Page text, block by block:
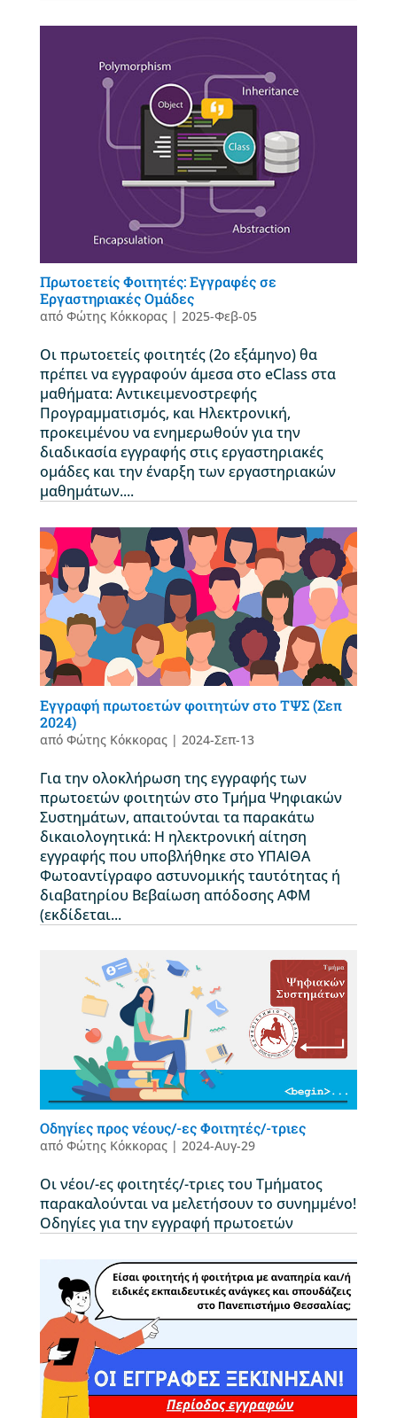
Πρωτοετείς Φοιτητές: Εγγραφές σε
Εργαστηριακές Ομάδες
από Φώτης Κόκκορας| 2025-Φεβ-05
Οι πρωτοετείς φοιτητές (2ο εξάμηνο) θα
πρέπει να εγγραφούν άμεσα στο eClass στα
μαθήματα: Αντικειμενοστρεφής
Προγραμματισμός, και Ηλεκτρονική,
προκειμένου να ενημερωθούν για την
διαδικασία εγγραφής στις εργαστηριακές
ομάδες και την έναρξη των εργαστηριακών
μαθημάτων....
Εγγραφή πρωτοετών φοιτητών στο ΤΨΣ (Σεπ
2024)
από Φώτης Κόκκορας| 2024-Σεπ-13
Για την ολοκλήρωση της εγγραφής των
πρωτοετών φοιτητών στο Τμήμα Ψηφιακών
Συστημάτων, απαιτούνται τα παρακάτω
δικαιολογητικά: Η ηλεκτρονική αίτηση
εγγραφής που υποβλήθηκε στο ΥΠΑΙΘΑ
Φωτοαντίγραφο αστυνομικής ταυτότητας ή
διαβατηρίου Βεβαίωση απόδοσης ΑΦΜ
(εκδίδεται...
Οδηγίες προς νέους/-ες Φοιτητές/-τριες
από Φώτης Κόκκορας| 2024-Αυγ-29
Οι νέοι/-ες φοιτητές/-τριες του Τμήματος
παρακαλούνται να μελετήσουν το συνημμένο!
Οδηγίες για την εγγραφή πρωτοετών